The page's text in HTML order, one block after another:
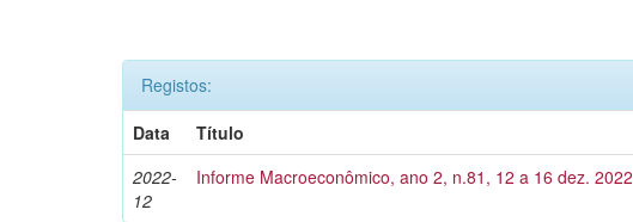
Registos:
Data
Título
2022-
12
Informe Macroeconômico, ano 2, n.81, 12 a 16 dez. 2022